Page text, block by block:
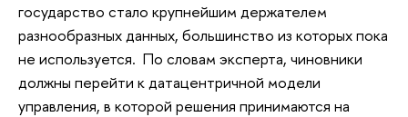
государство стало крупнейшим держателем
разнообразных данных, большинство из которых пока
не используется. По словам эксперта, чиновники
должны перейти к датацентричной модели
управления, в которой решения принимаются на